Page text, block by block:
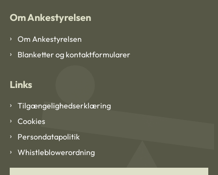
Om Ankestyrelsen
Om Ankestyrelsen
Blanketter og kontaktformularer
Links
Tilgængelighedserklæring
Cookies
Persondatapolitik
Whistleblowerordning